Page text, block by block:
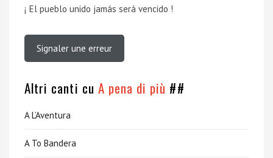
¡ El pueblo unido jamás será vencido !
Signaler une erreur
Altri canti cu A pena di più ##
A L’Aventura
A To Bandera